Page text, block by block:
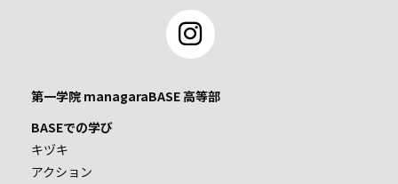
第一学院 managaraBASE 高等部
BASEでの学び
キヅキ
アクション